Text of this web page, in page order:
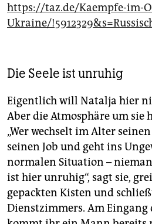
https://taz.de/Kaempfe-im-
Ukraine/
Die Seele ist unruhig
Eigentlich will Natalja hier
Aber die Atmosphäre um sie
„Wer wechselt im Alter
seinen Job und geht ins
normalen Situation –
ist hier unruhig“, sagt sie,
gepackten Kisten und
Dienstzimmers. Am Eingang